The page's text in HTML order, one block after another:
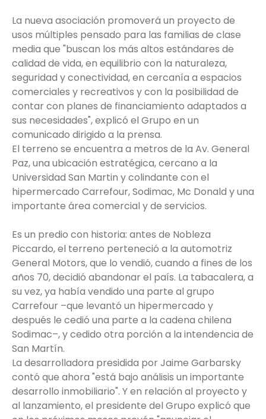
La nueva asociación promoverá un proyecto de
usos múltiples pensado para las familias de clase
media que "buscan los más altos estándares de
calidad de vida, en equilibrio con la naturaleza,
seguridad y conectividad, en cercanía a espacios
comerciales y recreativos y con la posibilidad de
contar con planes de financiamiento adaptados a
sus necesidades", explicó el Grupo en un
comunicado dirigido a la prensa.
El terreno se encuentra a metros de la Av. General
Paz, una ubicación estratégica, cercano a la
Universidad San Martin y colindante con el
hipermercado Carrefour, Sodimac, Mc Donald y una
importante área comercial y de servicios.
Es un predio con historia: antes de Nobleza
Piccardo, el terreno perteneció a la automotriz
General Motors, que lo vendió, cuando a fines de los
años 70, decidió abandonar el país. La tabacalera, a
su vez, ya había vendido una parte al grupo
Carrefour –que levantó un hipermercado y
después le cedió una parte a la cadena chilena
Sodimac–, y cedido otra porción a la intendencia de
San Martín.
La desarrolladora presidida por Jaime Garbarsky
contó que ahora "está bajo análisis un importante
desarrollo inmobiliario". Y en relación al proyecto y
al lanzamiento, el presidente del Grupo explicó que